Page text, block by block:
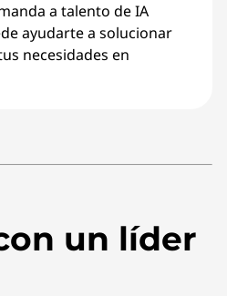
a talento de IA
ayudarte a solucionar
necesidades en
un líder